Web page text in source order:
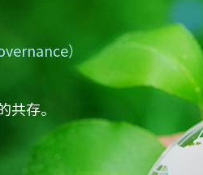
）
存。